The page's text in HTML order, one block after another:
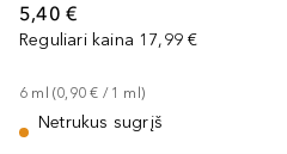
5,40 €
Reguliari kaina 17,99 €
6 ml (0,90 € / 1 ml )
Netrukus sugrįš